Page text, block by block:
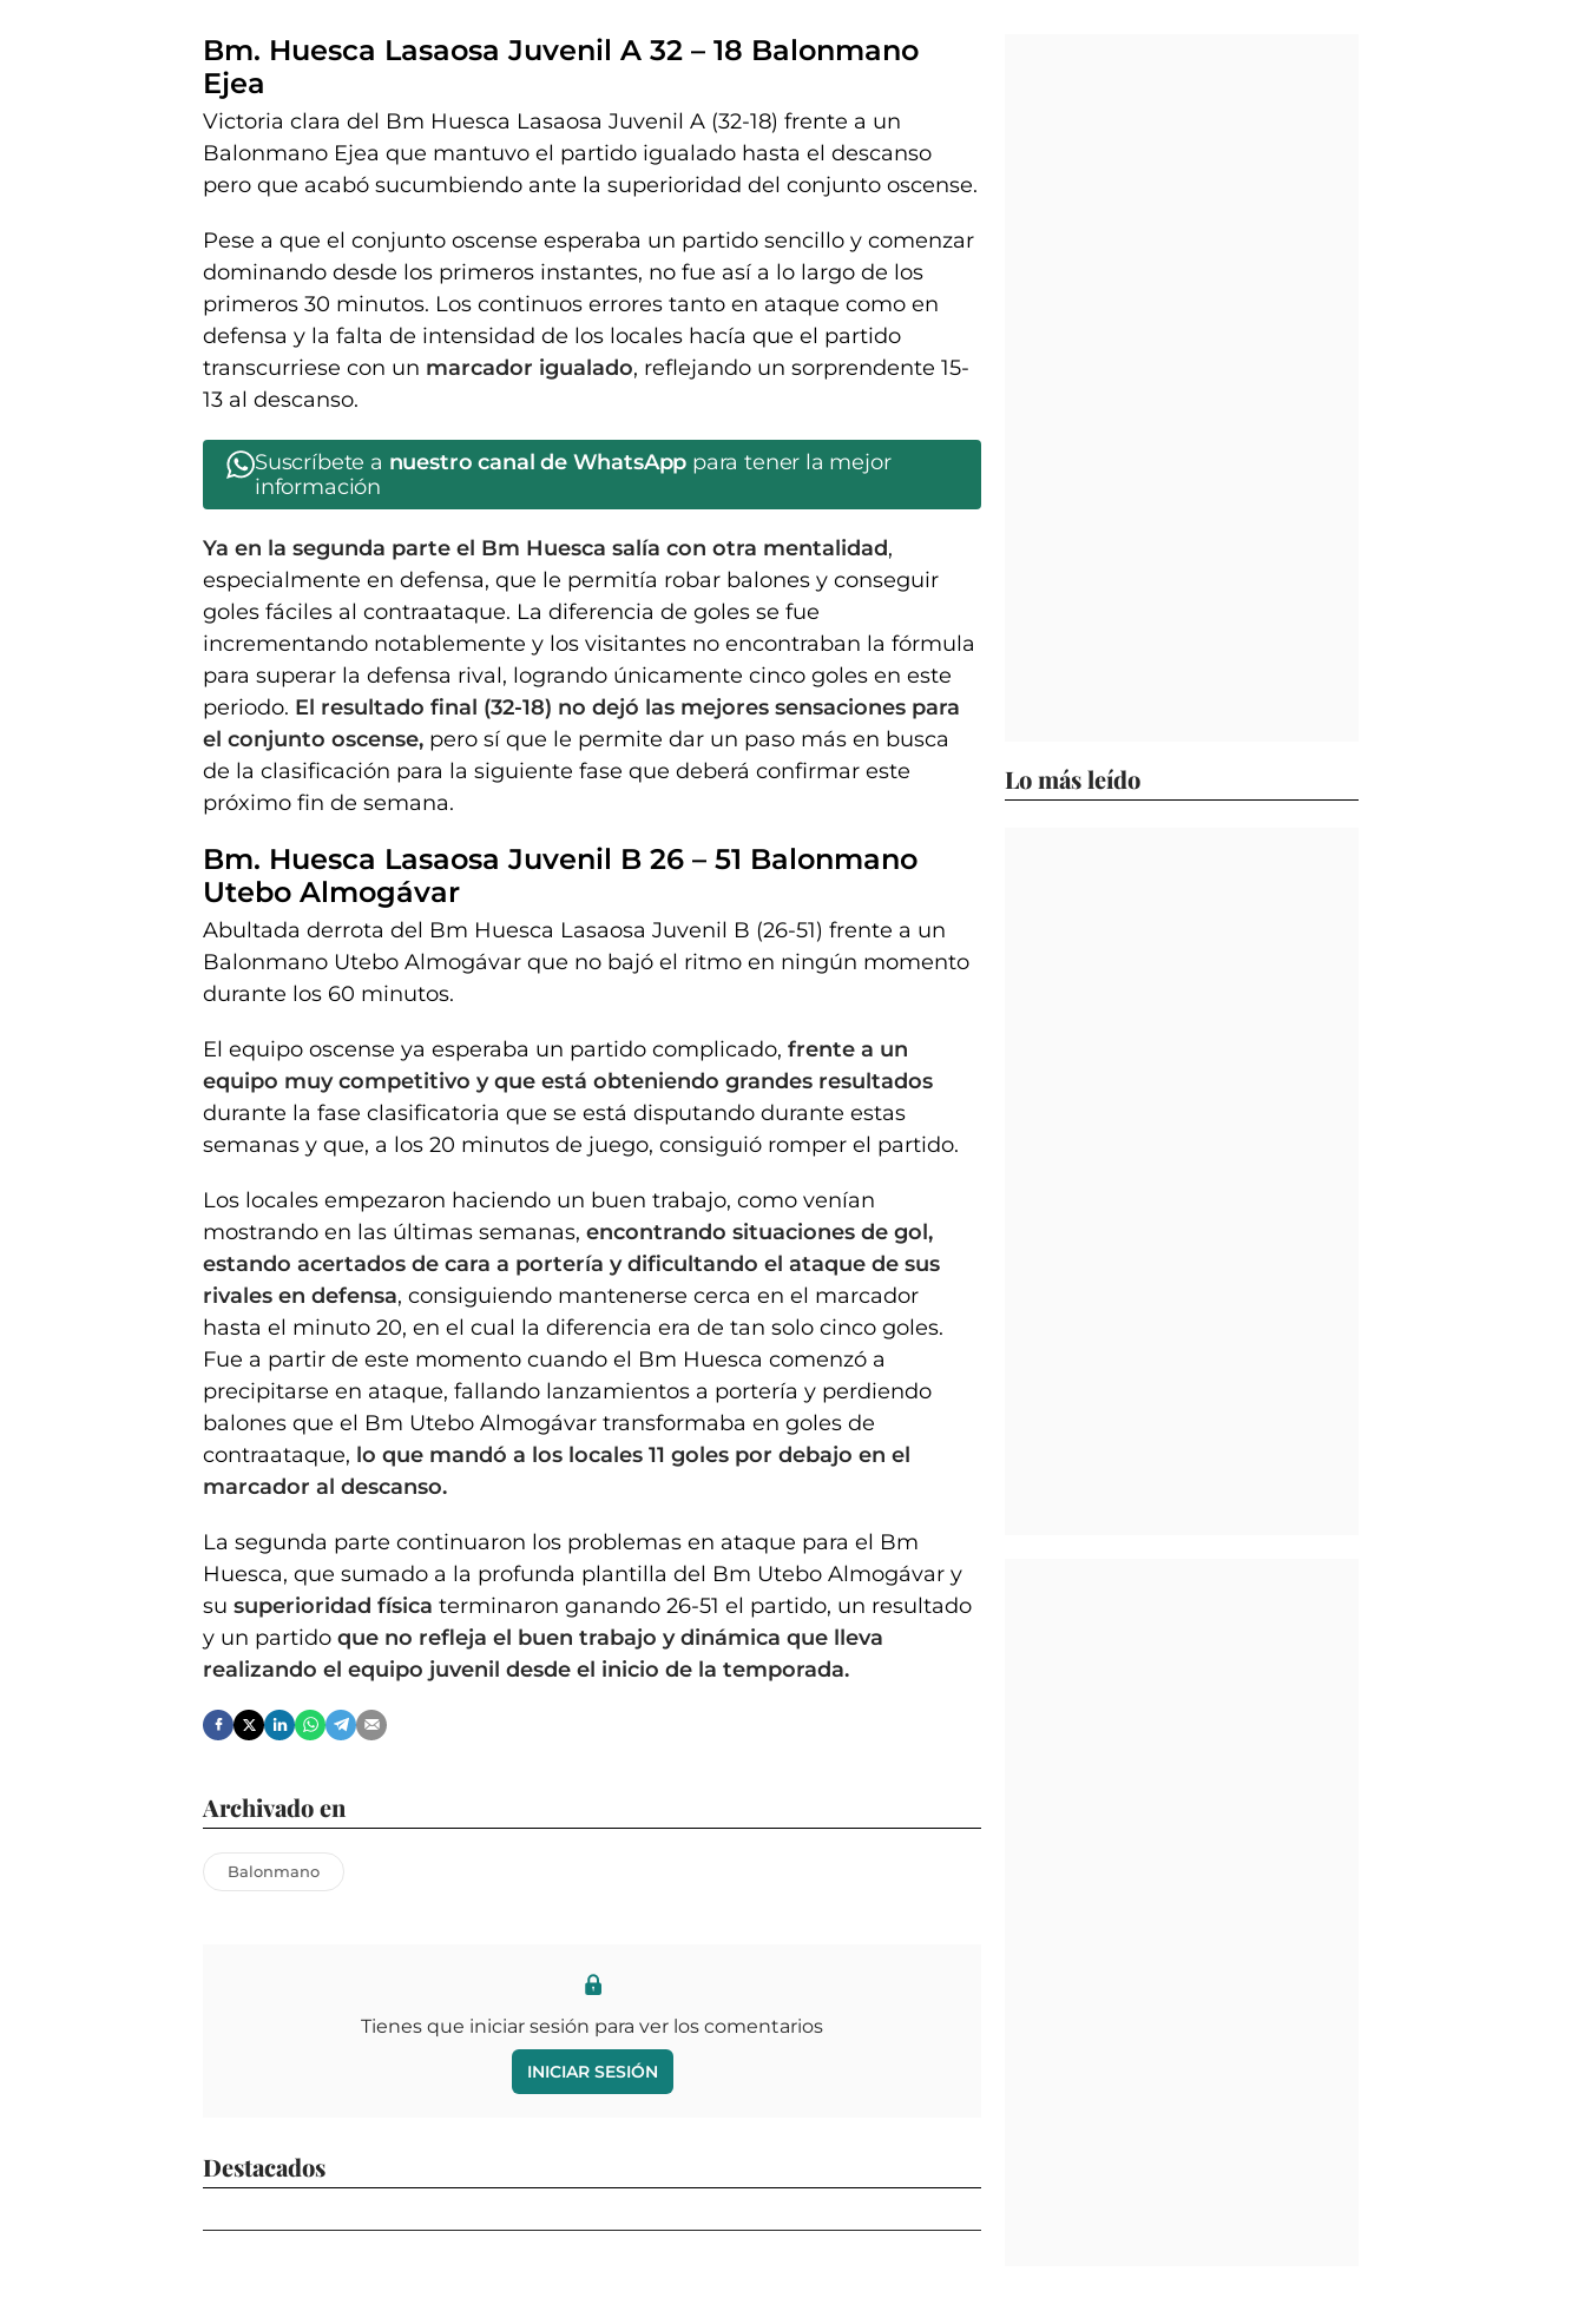
Bm. Huesca Lasaosa Juvenil A 32 – 18 Balonmano
Ejea
Victoria clara del Bm Huesca Lasaosa Juvenil A (32-18) frente a un
Balonmano Ejea que mantuvo el partido igualado hasta el descanso
pero que acabó sucumbiendo ante la superioridad del conjunto oscense.
Pese a que el conjunto oscense esperaba un partido sencillo y comenzar
dominando desde los primeros instantes, no fue así a lo largo de los
primeros 30 minutos. Los continuos errores tanto en ataque como en
defensa y la falta de intensidad de los locales hacía que el partido
transcurriese con un marcador igualado, reflejando un sorprendente 15-
13 al descanso.
Suscríbete a nuestro canal de WhatsApp para tener la mejor
información
Ya en la segunda parte el Bm Huesca salía con otra mentalidad,
especialmente en defensa, que le permitía robar balones y conseguir
goles fáciles al contraataque. La diferencia de goles se fue
incrementando notablemente y los visitantes no encontraban la fórmula
para superar la defensa rival, logrando únicamente cinco goles en este
periodo. El resultado final (32-18) no dejó las mejores sensaciones para
el conjunto oscense, pero sí que le permite dar un paso más en busca
de la clasificación para la siguiente fase que deberá confirmar este
próximo fin de semana.
Bm. Huesca Lasaosa Juvenil B 26 – 51 Balonmano
Utebo Almogávar
Abultada derrota del Bm Huesca Lasaosa Juvenil B (26-51) frente a un
Balonmano Utebo Almogávar que no bajó el ritmo en ningún momento
durante los 60 minutos.
El equipo oscense ya esperaba un partido complicado, frente a un
equipo muy competitivo y que está obteniendo grandes resultados
durante la fase clasificatoria que se está disputando durante estas
semanas y que, a los 20 minutos de juego, consiguió romper el partido.
Los locales empezaron haciendo un buen trabajo, como venían
mostrando en las últimas semanas, encontrando situaciones de gol,
estando acertados de cara a portería y dificultando el ataque de sus
rivales en defensa, consiguiendo mantenerse cerca en el marcador
hasta el minuto 20, en el cual la diferencia era de tan solo cinco goles.
Fue a partir de este momento cuando el Bm Huesca comenzó a
precipitarse en ataque, fallando lanzamientos a portería y perdiendo
balones que el Bm Utebo Almogávar transformaba en goles de
contraataque, lo que mandó a los locales 11 goles por debajo en el
marcador al descanso.
La segunda parte continuaron los problemas en ataque para el Bm
Huesca, que sumado a la profunda plantilla del Bm Utebo Almogávar y
su superioridad física terminaron ganando 26-51 el partido, un resultado
y un partido que no refleja el buen trabajo y dinámica que lleva
realizando el equipo juvenil desde el inicio de la temporada.
Archivado en
Balonmano
Tienes que iniciar sesión para ver los comentarios
INICIAR SESIÓN
Destacados
Lo más leído